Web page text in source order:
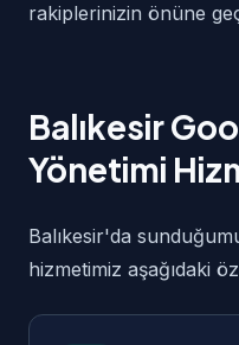
rakiplerinizin önüne
Balıkesir
Yönetimi
Balıkesir'da
hizmetimiz aşağıdaki